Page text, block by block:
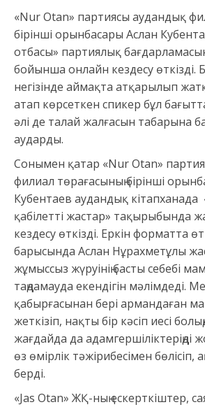
«Nur Otan» партиясы аудандық
бірінші орынбасары Аслан
отбасы» партиялық
бойынша онлайн кездесу өткізді.
негізінде аймақта атқарылып
атап көрсеткен спикер бұл
әлі де талай жалғасын табарына
аударды.
Сонымен қатар «Nur Otan»
филиал төрағасының бірінші
Кубентаев аудандық кітапханада
қабілетті жастар» тақырыбында
кездесу өткізді. Еркін форматта
барысында Аслан Нұрахметұлы
жұмыссыз жүруінің басты себебі
таңдамауда екендігін мәлімдеді.
қабырғасынан бері армандаған
жеткізіп, нақты бір кәсіп иесі
жағдайда да адамгершіліктеріңді
өз өмірлік тәжірибесімен бөлісіп,
берді.
«Jas Otan» ЖҚ-ның ескерткіштер,